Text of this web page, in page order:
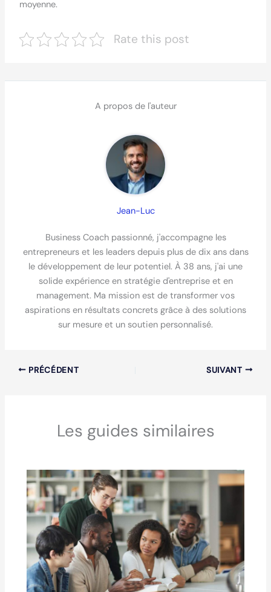
moyenne.
Rate this post
A propos de l'auteur
Jean-Luc
Business Coach passionné, j'accompagne les
entrepreneurs et les leaders depuis plus de dix ans dans
le développement de leur potentiel. À 38 ans, j'ai une
solide expérience en stratégie d'entreprise et en
management. Ma mission est de transformer vos
aspirations en résultats concrets grâce à des solutions
sur mesure et un soutien personnalisé.
PRÉCÉDENT SUIVANT
Les guides similaires